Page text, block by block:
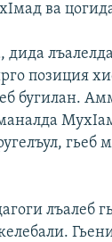
ва
дида
позиция
бугилан.
лъалеб